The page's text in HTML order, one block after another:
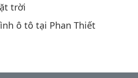
trời
ô tô tại Phan Thiết